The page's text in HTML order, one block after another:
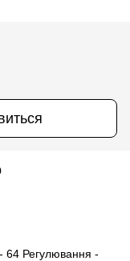
- 64 Регулювання -